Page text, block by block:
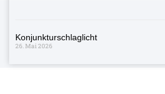
Konjunkturschlaglicht
26. Mai 2026